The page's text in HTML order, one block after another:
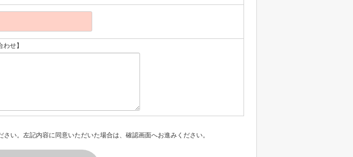
せ】
さい。左記内容に同意いただいた場合は、確認画面へお進みください。